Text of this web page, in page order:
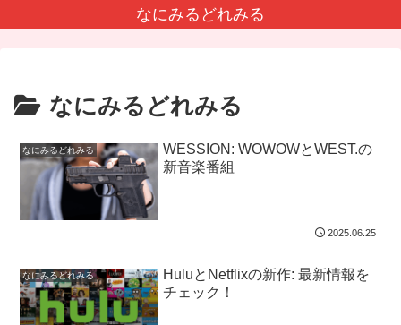
なにみるどれみる
なにみるどれみる
なにみるどれみる
WESSION: WOWOWとWEST.の
新音楽番組
2025.06.25
なにみるどれみる
HuluとNetflixの新作: 最新情報を
チェック！